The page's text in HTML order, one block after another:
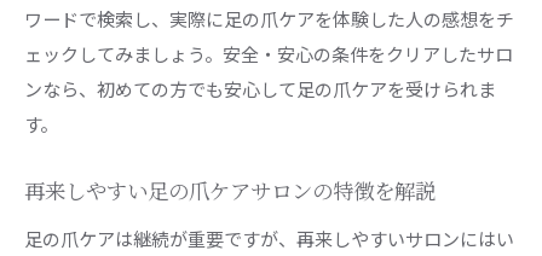
ワードで検索し、実際に足の爪ケアを体験した人の感想をチ
ェックしてみましょう。安全・安心の条件をクリアしたサロ
ンなら、初めての方でも安心して足の爪ケアを受けられま
す。
再来しやすい足の爪ケアサロンの特徴を解説
足の爪ケアは継続が重要ですが、再来しやすいサロンにはい